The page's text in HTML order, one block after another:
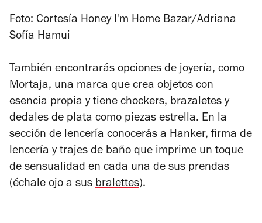
Foto: Cortesía Honey I'm Home Bazar/Adriana
Sofía Hamui
También encontrarás opciones de joyería, como
Mortaja, una marca que crea objetos con
esencia propia y tiene chockers, brazaletes y
dedales de plata como piezas estrella. En la
sección de lencería conocerás a Hanker, firma de
lencería y trajes de baño que imprime un toque
de sensualidad en cada una de sus prendas
(échale ojo a sus bralettes).